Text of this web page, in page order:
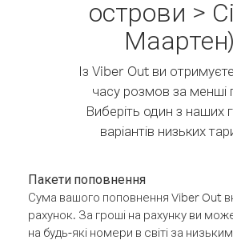
острови >
Маартен)
Із Viber Out ви
часу розмов за менші
Виберіть один з наших
варіантів низьких
Пакети поповнення
Сума вашого поповнення Viber Out
рахунок. За гроші на рахунку ви
на будь-які номери в світі за